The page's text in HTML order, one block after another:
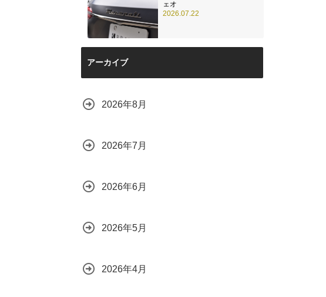
ェオ
2026.07.22
アーカイブ
2026年8月
2026年7月
2026年6月
2026年5月
2026年4月